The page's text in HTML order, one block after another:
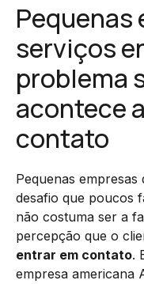
Pequenas
serviços
problema
acontece
contato
Pequenas
desafio que poucos
não costuma ser a
percepção que o
entrar em contato.
empresa americana